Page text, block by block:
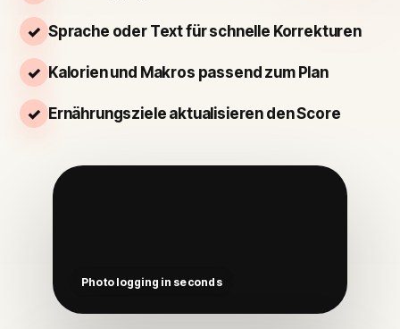
Sprache oder Text für schnelle Korrekturen
Kalorien und Makros passend zum Plan
Ernährungsziele aktualisieren den Score